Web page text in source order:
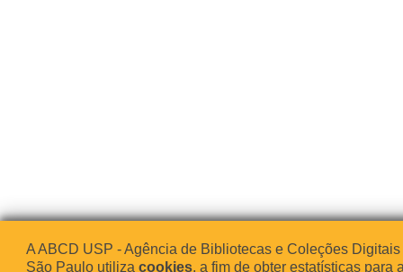
A ABCD USP - Agência de Bibliotecas e Coleções
São Paulo utiliza cookies, a fim de obter estatísticas para